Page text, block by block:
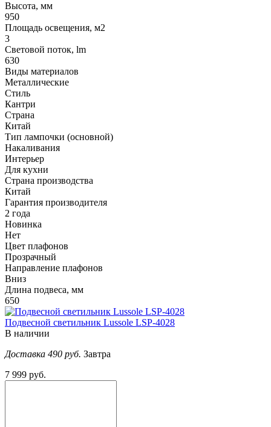
Высота, мм
950
Площадь освещения, м2
3
Световой поток, lm
630
Виды материалов
Металлические
Стиль
Кантри
Страна
Китай
Тип лампочки (основной)
Накаливания
Интерьер
Для кухни
Страна производства
Китай
Гарантия производителя
2 года
Новинка
Нет
Цвет плафонов
Прозрачный
Направление плафонов
Вниз
Длина подвеса, мм
650
Подвесной светильник Lussole LSP-4028
В наличии
Доставка 490 руб. Завтра
7 999 руб.